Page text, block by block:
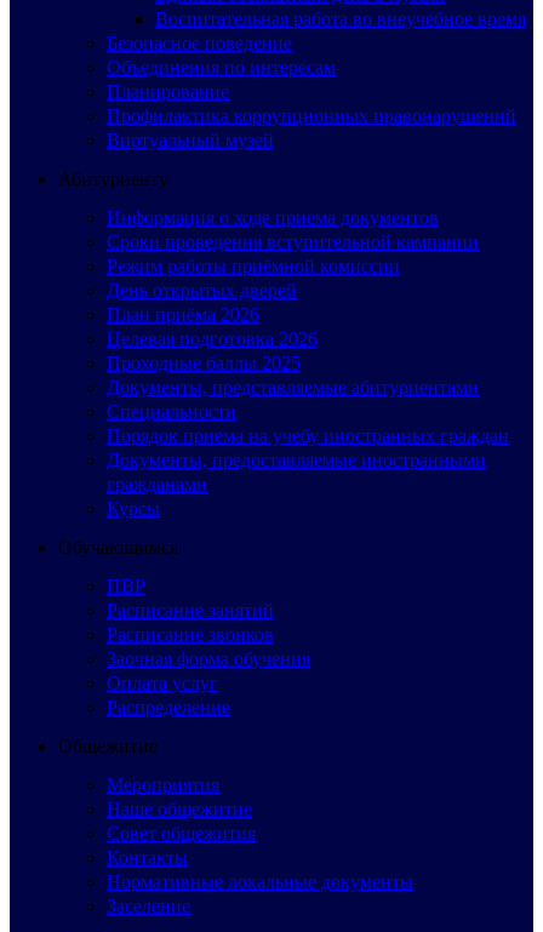
Воспитательная работа во внеучебное время
Безопасное поведение
Объединения по интересам
Планирование
Профилактика коррупционных правонарушений
Виртуальный музей
Абитуриенту
Информация о ходе приема документов
Сроки проведения вступительной кампании
Режим работы приёмной комиссии
День открытых дверей
План приёма 2026
Целевая подготовка 2026
Проходные баллы 2025
Документы, представляемые абитуриентами
Специальности
Порядок приема на учебу иностранных граждан
Документы, предоставляемые иностранными
гражданами
Курсы
Обучающимся
ПВР
Расписание занятий
Расписание звонков
Заочная форма обучения
Оплата услуг
Распределение
Общежитие
Мероприятия
Наше общежитие
Совет общежития
Контакты
Нормативные локальные документы
Заселение